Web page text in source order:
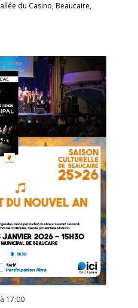
du Casino, Beaucaire,
à 17:00